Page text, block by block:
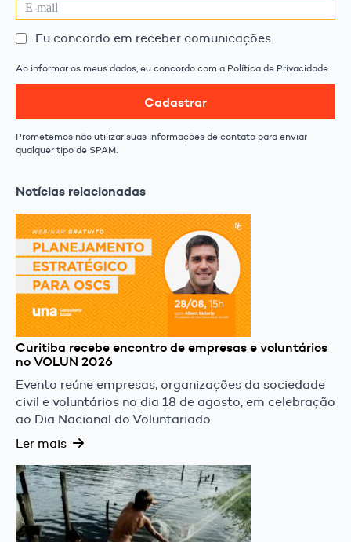
Eu concordo em receber comunicações.
Ao informar os meus dados, eu concordo com a Política de Privacidade.
Cadastrar
Prometemos não utilizar suas informações de contato para enviar
qualquer tipo de SPAM.
Notícias relacionadas
Curitiba recebe encontro de empresas e voluntários
no VOLUN 2026
Evento reúne empresas, organizações da sociedade
civil e voluntários no dia 18 de agosto, em celebração
ao Dia Nacional do Voluntariado
Ler mais